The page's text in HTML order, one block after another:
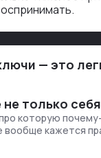
лет 15 назад,
прогресс
— это
которую
вообще кажется